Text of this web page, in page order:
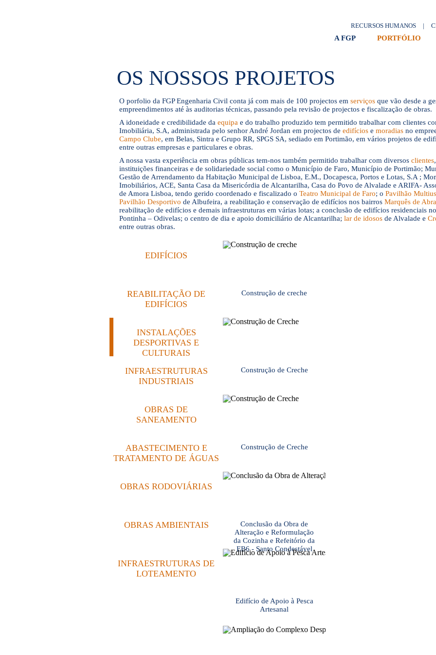
RECURSOS HUMANOS |
A FGP PORTFÓLIO
OS NOSSOS PROJETOS
O porfolio da FGP Engenharia Civil conta já com mais de 100 projectos em serviços que vão desde a
empreendimentos até às auditorias técnicas, passando pela revisão de projectos e fiscalização de obras.
A idoneidade e credibilidade da equipa e do trabalho produzido tem permitido trabalhar com clientes
Imobiliária, S.A, administrada pelo senhor André Jordan em projectos de edifícios e moradias no
Campo Clube, em Belas, Sintra e Grupo RR, SPGS SA, sediado em Portimão, em vários projetos de
entre outras empresas e particulares e obras.
A nossa vasta experiência em obras públicas tem-nos também permitido trabalhar com diversos clientes
instituições financeiras e de solidariedade social como o Município de Faro, Município de Portimão;
Gestão de Arrendamento da Habitação Municipal de Lisboa, E.M., Docapesca, Portos e Lotas, S.A ;
Imobiliários, ACE, Santa Casa da Misericórdia de Alcantarilha, Casa do Povo de Alvalade e ARIFA-
de Amora Lisboa, tendo gerido coordenado e fiscalizado o Teatro Municipal de Faro; o Pavilhão
Pavilhão Desportivo de Albufeira, a reabilitação e conservação de edifícios nos bairros Marquês de
reabilitação de edifícios e demais infraestruturas em várias lotas; a conclusão de edifícios residenciais
Pontinha – Odivelas; o centro de dia e apoio domiciliário de Alcantarilha; lar de idosos de Alvalade e
entre outras obras.
EDIFÍCIOS
REABILITAÇÃO DE
EDIFÍCIOS
INSTALAÇÕES
DESPORTIVAS E
CULTURAIS
INFRAESTRUTURAS
INDUSTRIAIS
OBRAS DE
SANEAMENTO
ABASTECIMENTO E
TRATAMENTO DE ÁGUAS
OBRAS RODOVIÁRIAS
OBRAS AMBIENTAIS
INFRAESTRUTURAS DE
LOTEAMENTO
Construção de creche
Construção de Creche
Construção de Creche
Conclusão da Obra de
Alteração e Reformulação
da Cozinha e Refeitório da
EB6 - Santo Condestável
Edifício de Apoio à Pesca
Artesanal